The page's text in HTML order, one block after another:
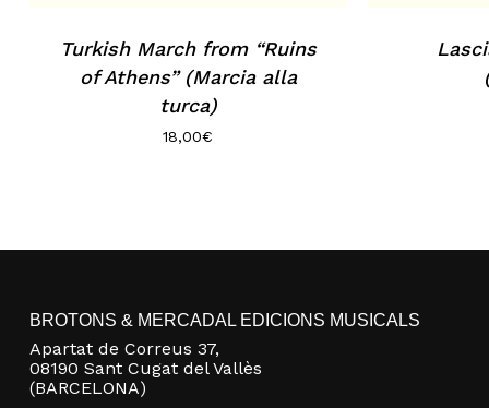
Turkish March from “Ruins
of Athens” (Marcia alla
turca)
18,00€
BROTONS & MERCADAL EDICIONS MUSICALS
Apartat de Correus 37,
08190 Sant Cugat del Vallès
(BARCELONA)